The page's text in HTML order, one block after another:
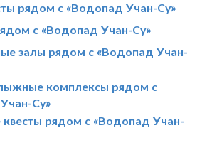
рядом с «Водопад Учан-Су»
с «Водопад Учан-Су»
залы рядом с «Водопад Учан-
комплексы рядом с
Су»
рядом с «Водопад Учан-